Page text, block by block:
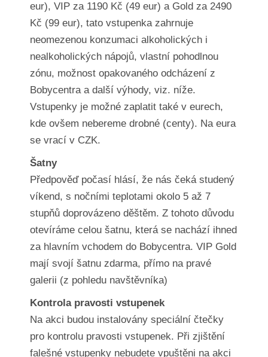
eur), VIP za 1190 Kč (49 eur) a Gold za 2490
Kč (99 eur), tato vstupenka zahrnuje
neomezenou konzumaci alkoholických i
nealkoholických nápojů, vlastní pohodlnou
zónu, možnost opakovaného odcházení z
Bobycentra a další výhody, viz. níže.
Vstupenky je možné zaplatit také v eurech,
kde ovšem nebereme drobné (centy). Na eura
se vrací v CZK.
Šatny
Předpověď počasí hlásí, že nás čeká studený
víkend, s nočními teplotami okolo 5 až 7
stupňů doprovázeno děštěm. Z tohoto důvodu
otevíráme celou šatnu, která se nachází ihned
za hlavním vchodem do Bobycentra. VIP Gold
mají svojí šatnu zdarma, přímo na pravé
galerii (z pohledu navštěvníka)
Kontrola pravosti vstupenek
Na akci budou instalovány speciální čtečky
pro kontrolu pravosti vstupenek. Při zjištění
falešné vstupenky nebudete vpuštěni na akci